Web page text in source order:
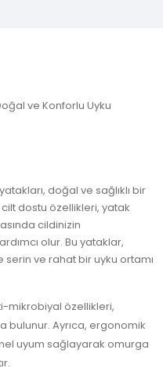
doğal ve sağlıklı bir
dostu özellikleri, yatak
cildinizin
olur. Bu yataklar,
ve rahat bir uyku ortamı
mikrobiyal özellikleri,
bulunur. Ayrıca, ergonomik
uyum sağlayarak omurga